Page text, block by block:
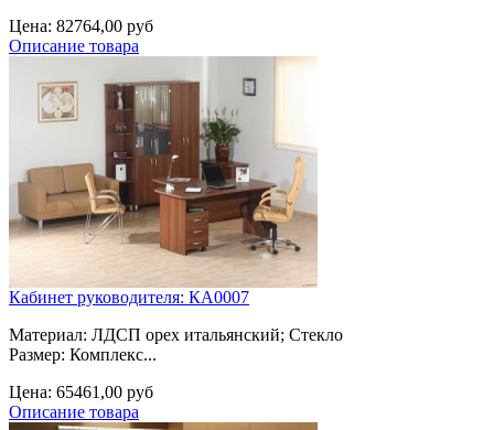
Цена: 82764,00 руб
Описание товара
Кабинет руководителя: КА0007
Материал: ЛДСП орех итальянский; Стекло
Размер: Комплекс...
Цена: 65461,00 руб
Описание товара